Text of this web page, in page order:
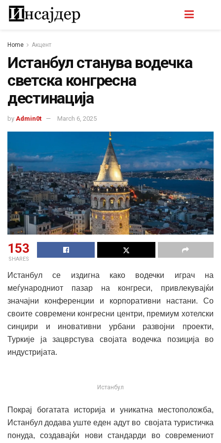
Home Акцент
Истанбул станува водечка
светска конгресна
дестинација
by Admin0t March 6, 2025
153
SHARES
Истанбул се издигна како водечки играч на
меѓународниот пазар на конгреси, привлекувајќи
значајни конференции и корпоративни настани. Со
своите современи конгресни центри, премиум хотелски
синџири и иновативни урбани развојни проекти,
Туркије ја зацврстува својата водечка позиција во
индустријата.
Истанбул
Покрај богатата историја и уникатна местоположба,
Истанбул додава уште еден адут во својата туристичка
понуда, создавајќи нови стандарди во современиот